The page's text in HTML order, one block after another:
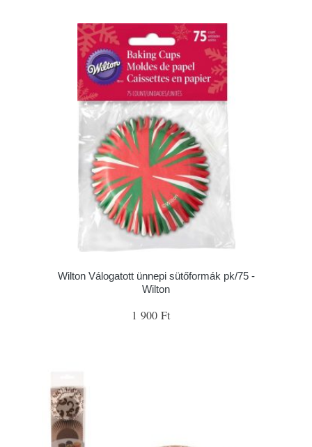
Wilton Válogatott ünnepi sütőformák pk/75 -
Wilton
1 900 Ft